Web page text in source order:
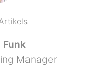
Manager